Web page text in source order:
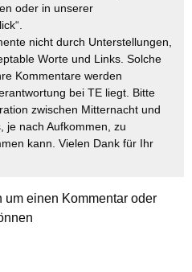
oder in unserer
nicht durch Unterstellungen,
Worte und Links. Solche
Kommentare werden
bei TE liegt. Bitte
zwischen Mitternacht und
je nach Aufkommen, zu
kann. Vielen Dank für Ihr
einen Kommentar oder